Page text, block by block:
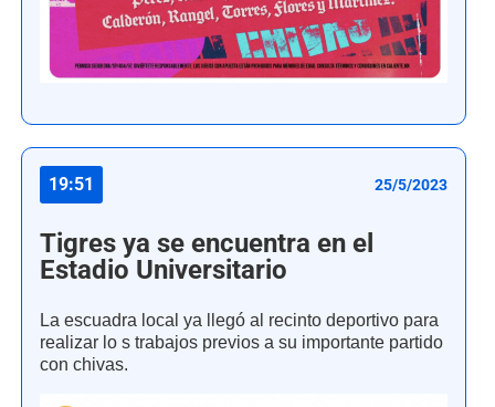
19:51 25/5/2023
Tigres ya se encuentra en el
Estadio Universitario
La escuadra local ya llegó al recinto deportivo para
realizar lo s trabajos previos a su importante partido
con chivas.